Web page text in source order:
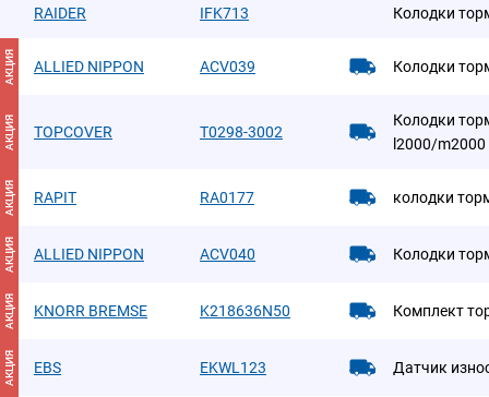
RAIDER IFK713 Колодки
АКЦИЯ ALLIED NIPPON ACV039 Колодки
АКЦИЯ TOPCOVER T0298-3002
Колодки
l2000/m2000
АКЦИЯ RAPIT RA0177 колодки
АКЦИЯ ALLIED NIPPON ACV040 Колодки
АКЦИЯ KNORR BREMSE K218636N50 Комплект
АКЦИЯ EBS EKWL123 Датчик